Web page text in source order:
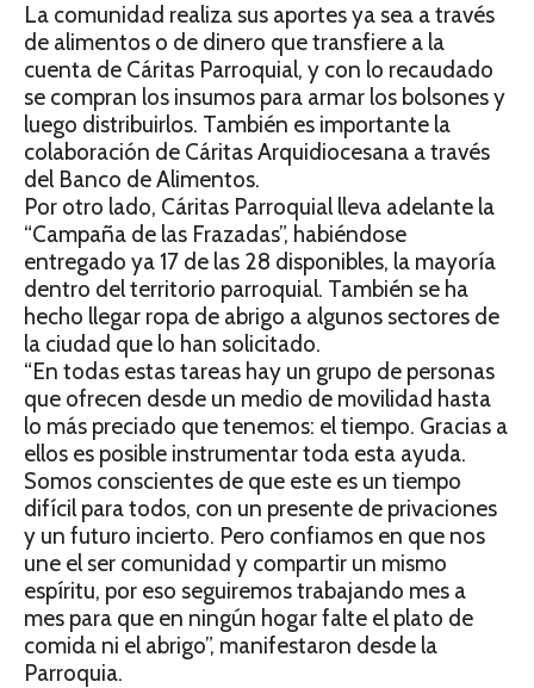
La comunidad realiza sus aportes ya sea a través
de alimentos o de dinero que transfiere a la
cuenta de Cáritas Parroquial, y con lo recaudado
se compran los insumos para armar los bolsones y
luego distribuirlos. También es importante la
colaboración de Cáritas Arquidiocesana a través
del Banco de Alimentos.
Por otro lado, Cáritas Parroquial lleva adelante la
“Campaña de las Frazadas”, habiéndose
entregado ya 17 de las 28 disponibles, la mayoría
dentro del territorio parroquial. También se ha
hecho llegar ropa de abrigo a algunos sectores de
la ciudad que lo han solicitado.
“En todas estas tareas hay un grupo de personas
que ofrecen desde un medio de movilidad hasta
lo más preciado que tenemos: el tiempo. Gracias a
ellos es posible instrumentar toda esta ayuda.
Somos conscientes de que este es un tiempo
difícil para todos, con un presente de privaciones
y un futuro incierto. Pero confiamos en que nos
une el ser comunidad y compartir un mismo
espíritu, por eso seguiremos trabajando mes a
mes para que en ningún hogar falte el plato de
comida ni el abrigo”, manifestaron desde la
Parroquia.